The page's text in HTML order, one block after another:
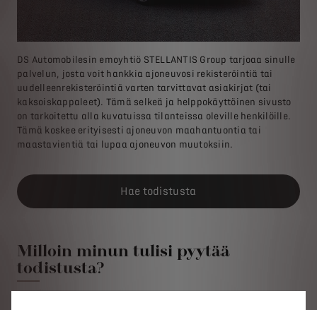
DS Automobilesin emoyhtiö STELLANTIS Group tarjoaa sinulle
palvelun, josta voit hankkia ajoneuvosi rekisteröintiä tai
uudelleenrekisteröintiä varten tarvittavat asiakirjat (tai
kaksoiskappaleet). Tämä selkeä ja helppokäyttöinen sivusto
on tarkoitettu alla kuvatuissa tilanteissa oleville henkilöille.
Tämä koskee erityisesti ajoneuvon maahantuontia tai
maastavientiä tai lupaa ajoneuvon muutoksiin.
Hae todistusta
Milloin minun tulisi pyytää
todistusta?